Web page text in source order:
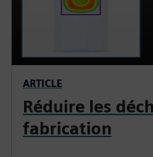
ARTICLE
Réduire les
fabrication